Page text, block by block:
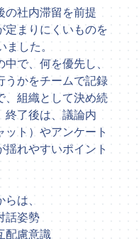
の社内滞留を前提
定まりにくいものを
した。
で、何を優先し、
うかをチームで記録
、組織として決め続
終了後は、議論内
ト）やアンケート
揺れやすいポイント
は、
話姿勢
配慮意識